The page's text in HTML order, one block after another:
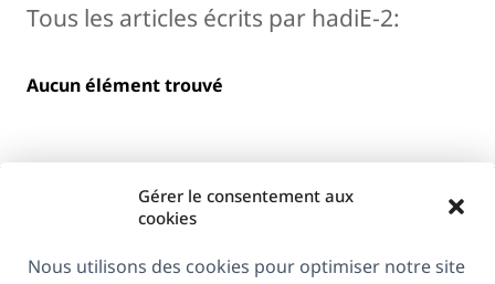
Gérer le consentement aux
cookies
Nous utilisons des cookies pour optimiser notre site
Tous les articles écrits par hadiE-2:
Aucun élément trouvé